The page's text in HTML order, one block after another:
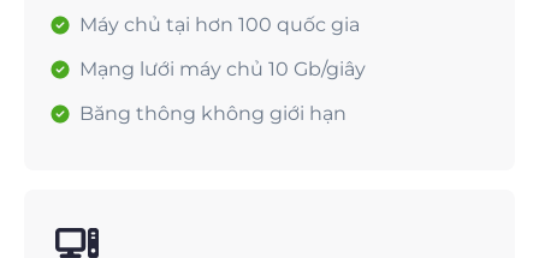
Máy chủ tại hơn 100 quốc gia
Mạng lưới máy chủ 10 Gb/giây
Băng thông không giới hạn